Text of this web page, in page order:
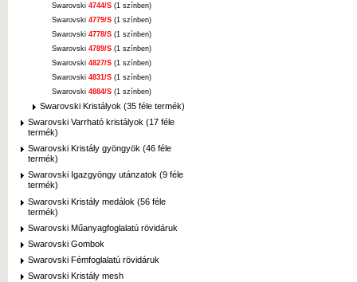
Swarovski 4744/S (1 színben)
Swarovski 4779/S (1 színben)
Swarovski 4778/S (1 színben)
Swarovski 4789/S (1 színben)
Swarovski 4827/S (1 színben)
Swarovski 4831/S (1 színben)
Swarovski 4884/S (1 színben)
Swarovski Kristályok (35 féle termék)
Swarovski Varrható kristályok (17 féle
termék)
Swarovski Kristály gyöngyök (46 féle
termék)
Swarovski Igazgyöngy utánzatok (9 féle
termék)
Swarovski Kristály medálok (56 féle
termék)
Swarovski Műanyagfoglalatú rövidáruk
Swarovski Gombok
Swarovski Fémfoglalatú rövidáruk
Swarovski Kristály mesh